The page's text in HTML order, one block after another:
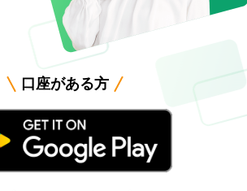
口座がある方